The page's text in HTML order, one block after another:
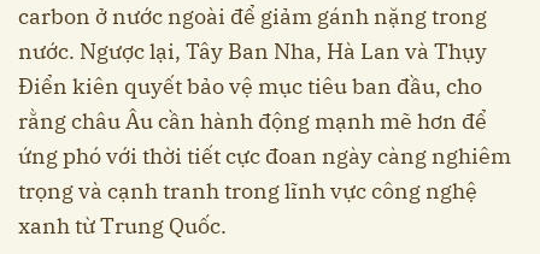
carbon ở nước ngoài để giảm gánh nặng trong
nước. Ngược lại, Tây Ban Nha, Hà Lan và Thụy
Điển kiên quyết bảo vệ mục tiêu ban đầu, cho
rằng châu Âu cần hành động mạnh mẽ hơn để
ứng phó với thời tiết cực đoan ngày càng nghiêm
trọng và cạnh tranh trong lĩnh vực công nghệ
xanh từ Trung Quốc.